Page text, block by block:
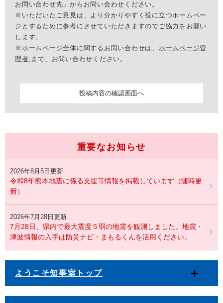
お問い合わせ先」からお問い合わせください。
※いただいたご意見は、より分かりやすく役に立つホームペー
ジとするために参考にさせていただきますのでご協力をお願い
します。
※ホームページ全体に関するお問い合わせは、 ホームページ管
理者 まで、お問い合わせください。
重要なお知らせ
2026年8月5日更新
令和8年熊本地震に係る支援等情報を掲載しています（随時更
新）
2026年7月28日更新
7月28日、県内で最大震度５弱の地震を観測しました。地震・
津波情報の入手は防災ナビ・まもるくんを活用ください。
ようこそ知事室トップ